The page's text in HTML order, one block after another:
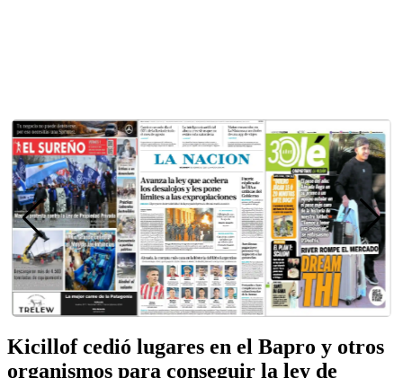
Kicillof cedió lugares en el Bapro y otros
organismos para conseguir la ley de